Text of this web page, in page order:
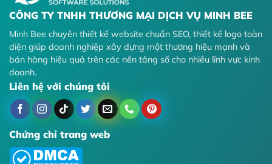
CÔNG TY TNHH THƯƠNG MẠI DỊCH VỤ MINH BEE
Minh Bee chuyên thiết kế website chuẩn SEO, thiết kế logo toàn
diện giúp doanh nghiệp xây dựng một thương hiệu mạnh và
bán hàng hiệu quả trên các nền tảng số cho nhiều lĩnh vực kinh
doanh.
Liên hệ với chúng tôi
Chứng chỉ trang web